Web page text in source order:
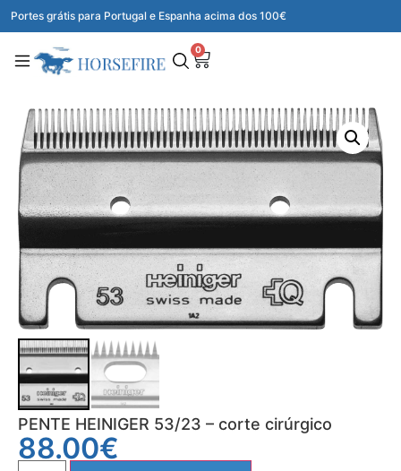
Portes grátis para Portugal e Espanha acima dos 100€
0
PENTE HEINIGER 53/23 – corte cirúrgico
88.00€